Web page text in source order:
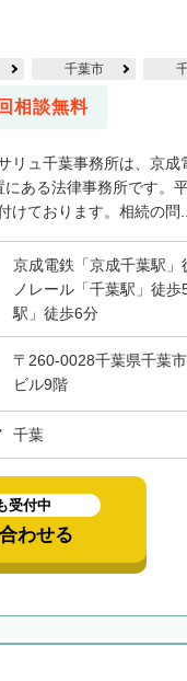
千葉市
相談無料
リュ千葉事務所は、京成
にある法律事務所です。
けております。相続の問
京成電鉄「京成千葉駅
ノレール「千葉駅」徒
駅」徒歩6分
〒260-0028千葉県千葉
ビル9階
千葉
受付中
わせる